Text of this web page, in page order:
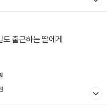
도 출근하는 딸에게